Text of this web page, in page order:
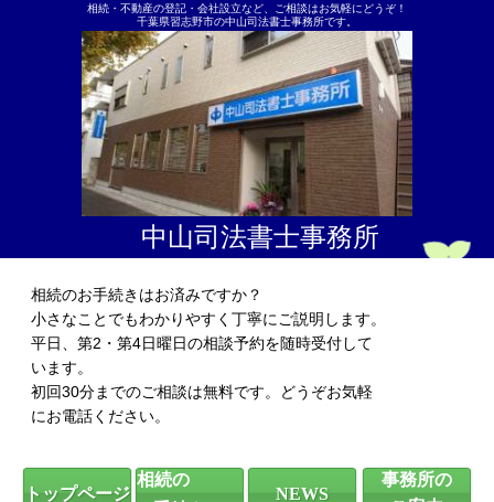
相続・不動産の登記・会社設立など、ご相談はお気軽にどうぞ！
千葉県習志野市の中山司法書士事務所です。
中山司法書士事務所
相続のお手続きはお済みですか？
小さなことでもわかりやすく丁寧にご説明します。
平日、第2・第4日曜日の相談予約を随時受付して
います。
初回30分までのご相談は無料です。どうぞお気軽
にお電話ください。
トップページ
相続の
NEWS
事務所の